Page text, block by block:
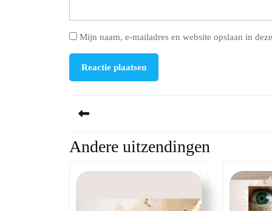
Mijn naam, e-mailadres en website opslaan in
Previous
Andere uitzendingen